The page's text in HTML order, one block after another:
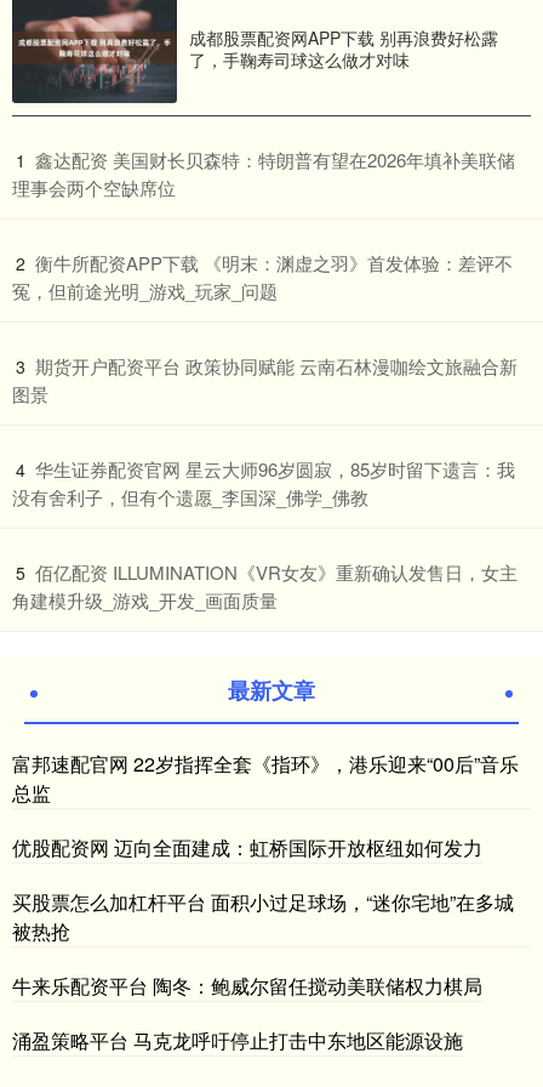
成都股票配资网APP下载 别再浪费好松露
了，手鞠寿司球这么做才对味
1 ​鑫达配资 美国财长贝森特：特朗普有望在2026年填补美联储
理事会两个空缺席位
2 ​衡牛所配资APP下载 《明末：渊虚之羽》首发体验：差评不
冤，但前途光明_游戏_玩家_问题
3 ​期货开户配资平台 政策协同赋能 云南石林漫咖绘文旅融合新
图景
4 ​华生证券配资官网 星云大师96岁圆寂，85岁时留下遗言：我
没有舍利子，但有个遗愿_李国深_佛学_佛教
5 ​佰亿配资 ILLUMINATION《VR女友》重新确认发售日，女主
角建模升级_游戏_开发_画面质量
最新文章
富邦速配官网 22岁指挥全套《指环》，港乐迎来“00后”音乐
总监
优股配资网 迈向全面建成：虹桥国际开放枢纽如何发力
买股票怎么加杠杆平台 面积小过足球场，“迷你宅地”在多城
被热抢
牛来乐配资平台 陶冬：鲍威尔留任搅动美联储权力棋局
涌盈策略平台 马克龙呼吁停止打击中东地区能源设施